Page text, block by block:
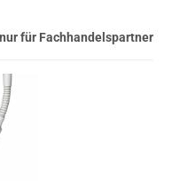
für Fachhandelspartner